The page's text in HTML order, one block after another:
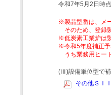
令和7年5月2日時点
※製品型番は、メ
そのため、登録
※低炭素工業炉は
※令和5年度補正予
うち業務用ヒー
(Ⅲ)設備単位型で補
その他ＳＩ